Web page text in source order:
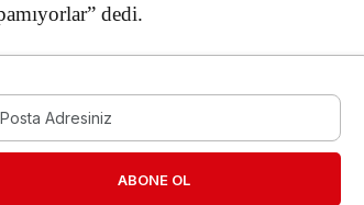
dedi.
ABONE OL